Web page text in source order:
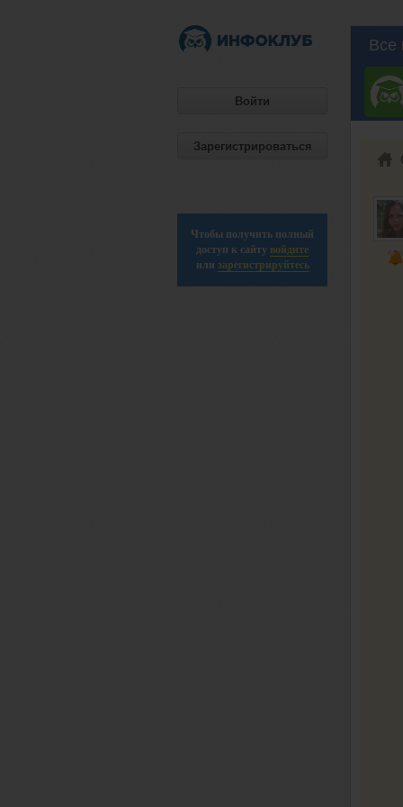
Войти
Зарегистрироваться
Чтобы получить полный
доступ к сайту войдите
или зарегистрируйтесь
Все